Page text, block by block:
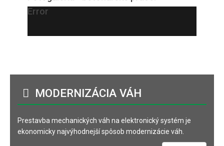
Error
MODERNIZÁCIA VÁH
Prestavba mechanických váh na elektronický systém je
ekonomicky najvýhodnejší spôsob modernizácie váh.